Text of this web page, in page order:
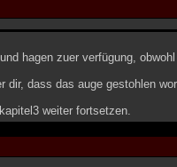
hagen zuer verfügung,
dir, dass das auge gestohlen
weiter fortsetzen.